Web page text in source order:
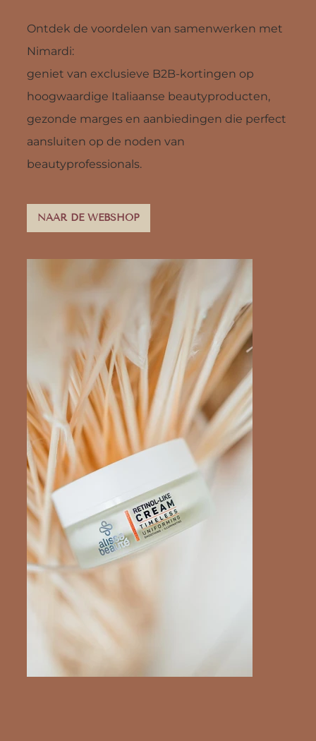
Ontdek de voordelen van samenwerken met
Nimardi:
geniet van exclusieve B2B-kortingen op
hoogwaardige Italiaanse beautyproducten,
gezonde marges en aanbiedingen die perfect
aansluiten op de noden van
beautyprofessionals.
NAAR DE WEBSHOP